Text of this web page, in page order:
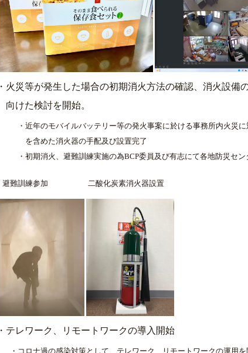
・火災等が発生した場合の初期消火方法の確認、消火設備
向けた検討を開始。
・近年のモバイルバッテリー等の発火事案に於ける事務所内火災に
を含めた消火器の手配及び設置完了
・初期消火、避難訓練実施の為BCP委員及び有志にて各地防災セン
避難訓練参加 二酸化炭素消火器設置
・テレワーク、リモートワークの導入開始
・コロナ過の感染対策として、テレワーク、リモートワークの運用を